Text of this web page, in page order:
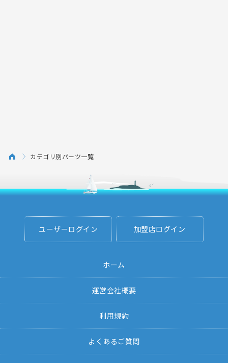
カテゴリ別パーツ一覧
ユーザーログイン 加盟店ログイン
ホーム
運営会社概要
利用規約
よくあるご質問